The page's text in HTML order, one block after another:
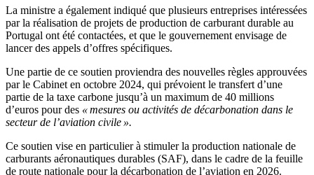
La ministre a également indiqué que plusieurs entreprises intéressées
par la réalisation de projets de production de carburant durable au
Portugal ont été contactées, et que le gouvernement envisage de
lancer des appels d’offres spécifiques.
Une partie de ce soutien proviendra des nouvelles règles approuvées
par le Cabinet en octobre 2024, qui prévoient le transfert d’une
partie de la taxe carbone jusqu’à un maximum de 40 millions
d’euros pour des « mesures ou activités de décarbonation dans le
secteur de l’aviation civile ».
Ce soutien vise en particulier à stimuler la production nationale de
carburants aéronautiques durables (SAF), dans le cadre de la feuille
de route nationale pour la décarbonation de l’aviation en 2026.